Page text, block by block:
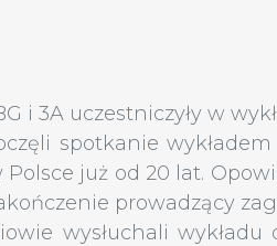
i 3A uczestniczyły w
spotkanie
już od 20 lat.
prowadzący
wysłuchali